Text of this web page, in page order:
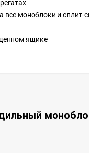
все моноблоки и сплит-
ящике